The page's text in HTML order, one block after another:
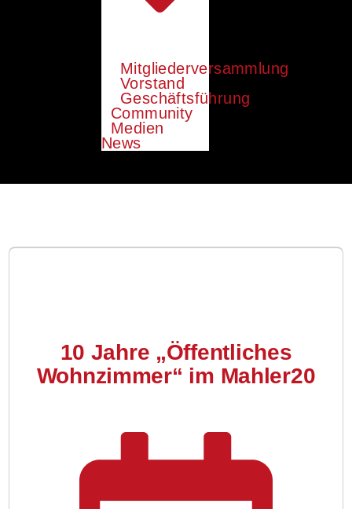
Mitgliederversammlung
Vorstand
Geschäftsführung
Community
Medien
News
10 Jahre „Öffentliches
Wohnzimmer“ im Mahler20